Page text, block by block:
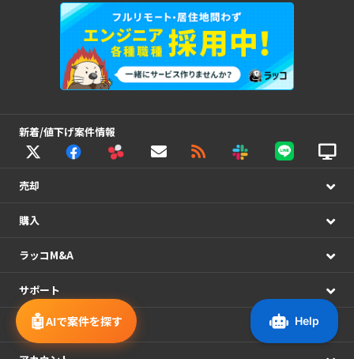
🤖AIで案件を探す
新着/値下げ案件情報
売却
購入
ラッコM&A
サポート
システム連携